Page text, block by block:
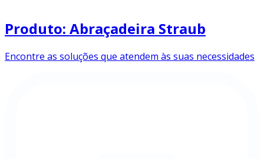
Produto: Abraçadeira Straub
Encontre as soluções que atendem às suas necessidades